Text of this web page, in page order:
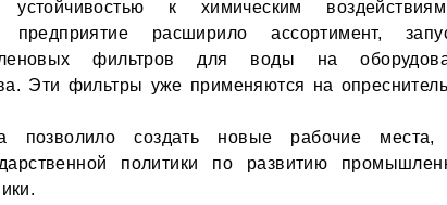
устойчивостью к химическим
предприятие расширило ассортимент,
фильтров для воды на
Эти фильтры уже применяются на
позволило создать новые рабочие места,
политики по развитию